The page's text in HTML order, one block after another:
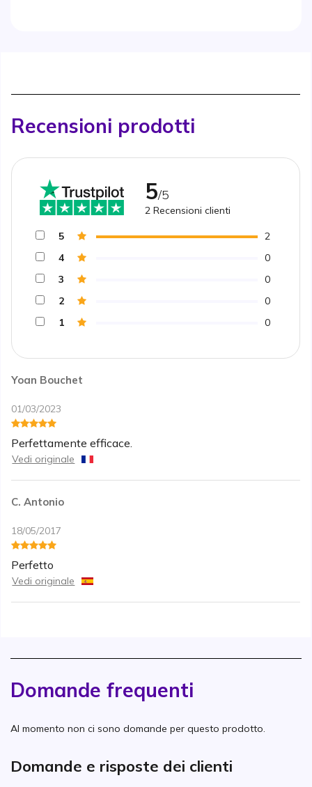
Recensioni prodotti
Yoan Bouchet
01/03/2023
Perfettamente efficace.
Vedi originale
C. Antonio
18/05/2017
Perfetto
Vedi originale
5/5
2 Recensioni clienti
5
2
4
0
3
0
2
0
1
0
Domande frequenti
Al momento non ci sono domande per questo prodotto.
Domande e risposte dei clienti